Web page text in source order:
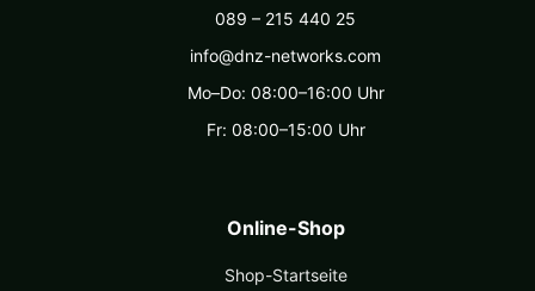
089 – 215 440 25
info@dnz-networks.com
Mo–Do: 08:00–16:00 Uhr
Fr: 08:00–15:00 Uhr
Online-Shop
Shop-Startseite